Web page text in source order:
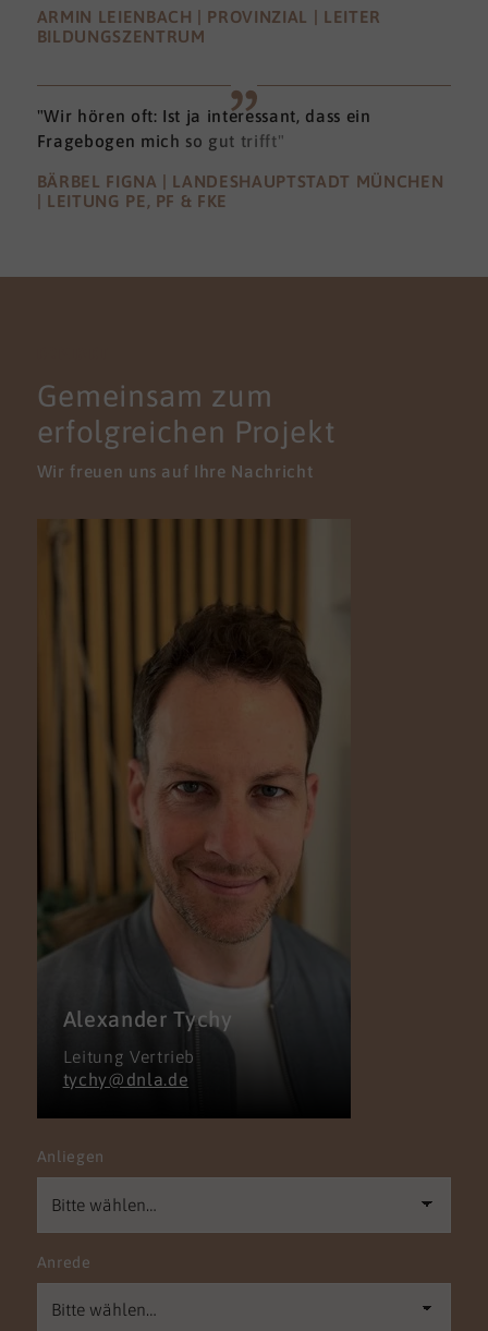
ARMIN LEIENBACH | PROVINZIAL | LEITER
BILDUNGSZENTRUM
"Wir hören oft: Ist ja interessant, dass ein
Fragebogen mich so gut trifft"
BÄRBEL FIGNA | LANDESHAUPTSTADT MÜNCHEN
| LEITUNG PE, PF & FKE
Gemeinsam zum
erfolgreichen Projekt
Wir freuen uns auf Ihre Nachricht
Alexander Tychy
Leitung Vertrieb
tychy@dnla.de
Anliegen
Anrede